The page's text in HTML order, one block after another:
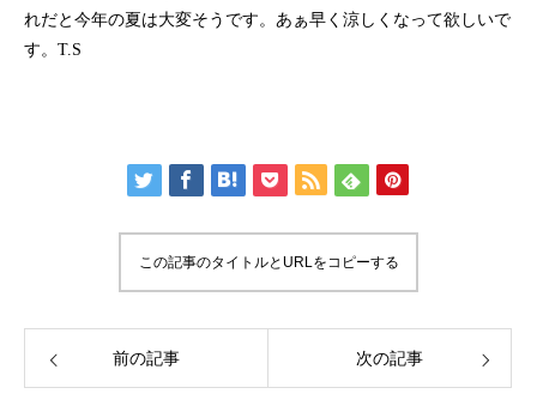
れだと今年の夏は大変そうです。あぁ早く涼しくなって欲しいで
す。T.S
この記事のタイトルとURLをコピーする
前の記事 次の記事